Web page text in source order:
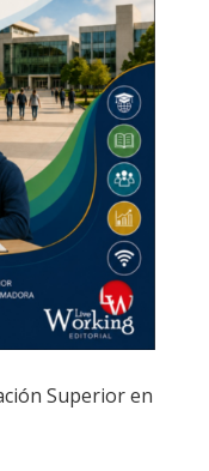
Superior en